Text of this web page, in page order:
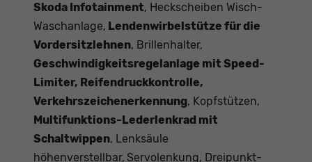
Skoda Infotainment, Heckscheiben Wisch-
Waschanlage, Lendenwirbelstütze für die
Vordersitzlehnen, Brillenhalter,
Geschwindigkeitsregelanlage mit Speed-
Limiter, Reifendruckkontrolle,
Verkehrszeichenerkennung, Kopfstützen,
Multifunktions-Lederlenkrad mit
Schaltwippen, Lenksäule
höhenverstellbar, Servolenkung, Dreipunkt-